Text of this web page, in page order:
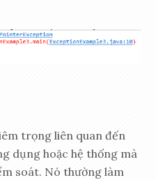
trọng liên quan đến
dụng hoặc hệ thống mà
soát. Nó thường làm